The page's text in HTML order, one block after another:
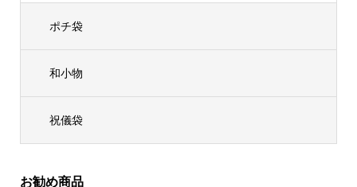
ポチ袋
和小物
祝儀袋
お勧め商品